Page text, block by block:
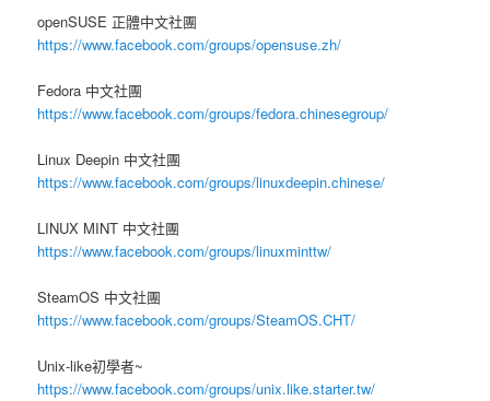
openSUSE 正體中文社團
https://www.facebook.com/groups/opensuse.zh/
Fedora 中文社團
https://www.facebook.com/groups/fedora.chinesegroup/
Linux Deepin 中文社團
https://www.facebook.com/groups/linuxdeepin.chinese/
LINUX MINT 中文社團
https://www.facebook.com/groups/linuxminttw/
SteamOS 中文社團
https://www.facebook.com/groups/SteamOS.CHT/
Unix-like初學者~
https://www.facebook.com/groups/unix.like.starter.tw/